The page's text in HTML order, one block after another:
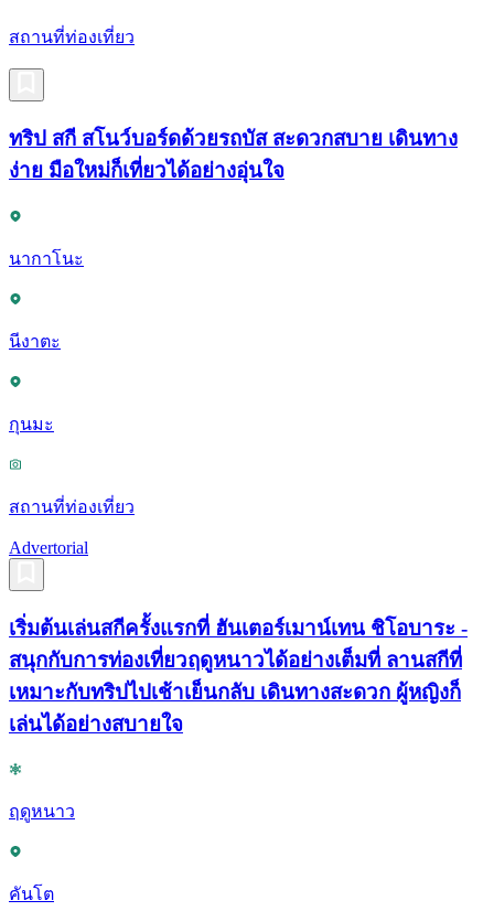
สถานที่ท่องเที่ยว
ทริป สกี สโนว์บอร์ดด้วยรถบัส สะดวกสบาย เดินทาง
ง่าย มือใหม่ก็เที่ยวได้อย่างอุ่นใจ
นากาโนะ
นีงาตะ
กุนมะ
สถานที่ท่องเที่ยว
Advertorial
เริ่มต้นเล่นสกีครั้งแรกที่ ฮันเตอร์เมาน์เทน ชิโอบาระ -
สนุกกับการท่องเที่ยวฤดูหนาวได้อย่างเต็มที่ ลานสกีที่
เหมาะกับทริปไปเช้าเย็นกลับ เดินทางสะดวก ผู้หญิงก็
เล่นได้อย่างสบายใจ
ฤดูหนาว
คันโต